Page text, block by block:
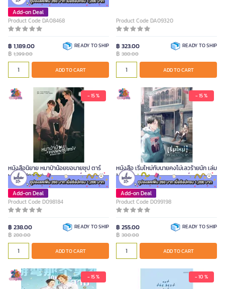
Add-on Deal
Product Code DA08468
฿ 1,189.00
฿ 1,399.00
READY TO SHIP
ADD TO CART
Product Code DA09320
฿ 323.00
฿ 380.00
READY TO SHIP
ADD TO CART
- 15 %
หนังสือนิยาย หมาป่าน้อยขอนายซุป ตาร์
เล่ม 1 (ปกอ่อน)
Add-on Deal
Product Code D098184
฿ 238.00
฿ 280.00
READY TO SHIP
ADD TO CART
- 15 %
หนังสือ เริ่มใหม่กับนายคงไม่เลวร้ายนัก เล่ม
1
Add-on Deal
Product Code D099198
฿ 255.00
฿ 300.00
READY TO SHIP
ADD TO CART
- 15 % - 10 %